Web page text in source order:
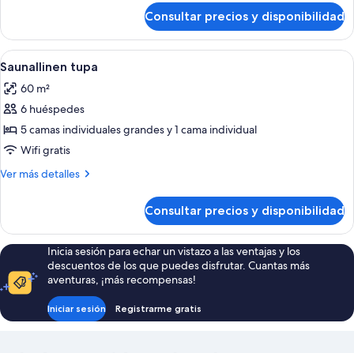
Consultar precios y disponibilidad
Abrir
todas
las
fotos
de
Saunallinen
tupa
Una cabaña con paredes de
4
Saunallinen tupa
60 m²
6 huéspedes
5 camas individuales grandes y 1 cama individual
Wifi gratis
Ver más detalles
Más
tupa
Consultar precios y disponibilidad
Inicia sesión para echar un vistazo a las ventajas y los
descuentos de los que puedes disfrutar. Cuantas más
aventuras, ¡más recompensas!
Iniciar sesión Registrarme gratis